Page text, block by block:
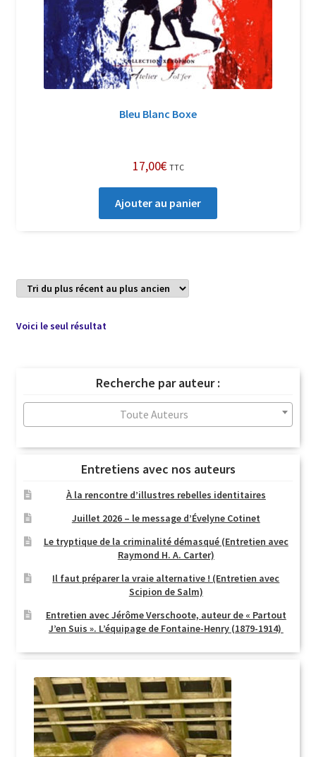
Suivi de la Commande
Bleu Blanc Boxe
17,00€ TTC
Ajouter au panier
Voici le seul résultat
Recherche par auteur :
Toute Auteurs
Entretiens avec nos auteurs
À la rencontre d’illustres rebelles identitaires
Juillet 2026 – le message d’Évelyne Cotinet
Le tryptique de la criminalité démasqué (Entretien avec
Raymond H. A. Carter)
Il faut préparer la vraie alternative ! (Entretien avec
Scipion de Salm)
Entretien avec Jérôme Verschoote, auteur de « Partout
J’en Suis ». L’équipage de Fontaine-Henry (1879-1914)